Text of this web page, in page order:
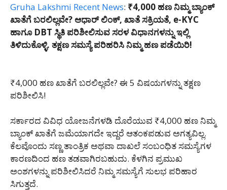
Gruha Lakshmi Recent News: ₹4,000 ಹಣ ನಿಮ್ಮ ಬ್ಯಾಂಕ್
ಖಾತೆಗೆ ಬರಲಿಲ್ಲವೇ? ಆಧಾರ್ ಲಿಂಕ್, ಖಾತೆ ಸಕ್ರಿಯತೆ, e-KYC
ಹಾಗೂ DBT ಸ್ಥಿತಿ ಪರಿಶೀಲಿಸುವ ಸರಳ ವಿಧಾನಗಳನ್ನು ಇಲ್ಲಿ
ತಿಳಿದುಕೊಳ್ಳಿ. ತಕ್ಷಣ ಸಮಸ್ಯೆ ಪರಿಹರಿಸಿ ನಿಮ್ಮ ಹಣ ಪಡೆಯಿರಿ!
₹4,000 ಹಣ ಖಾತೆಗೆ ಬರಲಿಲ್ಲವೇ? ಈ 5 ವಿಷಯಗಳನ್ನು ತಕ್ಷಣ
ಪರಿಶೀಲಿಸಿ!
ಸರ್ಕಾರದ ವಿವಿಧ ಯೋಜನೆಗಳಡಿ ದೊರೆಯುವ ₹4,000 ಹಣ ನಿಮ್ಮ
ಬ್ಯಾಂಕ್ ಖಾತೆಗೆ ಜಮೆಯಾಗದೇ ಇದ್ದರೆ ಆತಂಕಪಡುವ ಅಗತ್ಯವಿಲ್ಲ.
ಕೆಲವೊಂದು ಸಣ್ಣ ತಾಂತ್ರಿಕ ಅಥವಾ ದಾಖಲೆ ಸಂಬಂಧಿತ ಸಮಸ್ಯೆಗಳ
ಕಾರಣದಿಂದ ಹಣ ತಡವಾಗಿರಬಹುದು. ಕೆಳಗಿನ ಪ್ರಮುಖ
ಅಂಶಗಳನ್ನು ಪರಿಶೀಲಿಸಿದರೆ ನಿಮ್ಮ ಸಮಸ್ಯೆಗೆ ಸುಲಭ ಪರಿಹಾರ
ಸಿಗುತ್ತದೆ.